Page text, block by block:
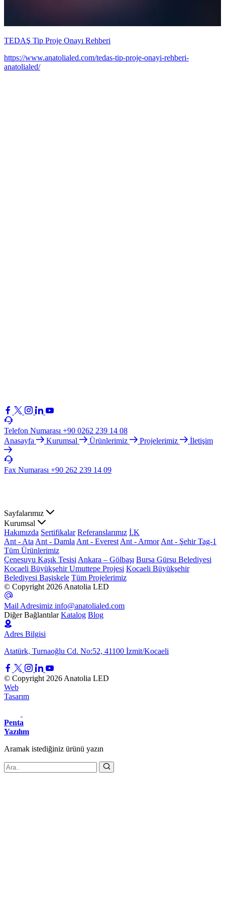
TEDAŞ Tip Proje Onayı Rehberi
https://www.anatolialed.com/tedas-tip-proje-onayi-rehberi-
anatolialed/
Telefon Numarası +90 0262 239 14 08
Anasayfa
Kurumsal Ürünlerimiz Projelerimiz İletişim
Fax Numarası +90 262 239 14 09
Sayfalarımız
Kurumsal
Hakımızda Sertifikalar Referanslarımız İ.K
Ant - Ata Ant - Damla Ant - Everest Ant - Armor Ant - Şehir Tag-1
Tüm Ürünlerimiz
Çenesuyu Kaşık Tesisi Ankara – Gölbaşı Bursa Gürsu Belediyesi
Kocaeli Büyükşehir Umuttepe Projesi Kocaeli Büyükşehir
Belediyesi Başiskele Tüm Projelerimiz
© Copyright 2026 Anatolia LED
Mail Adresimiz info@anatolialed.com
Diğer Bağlantılar Katalog Blog
Adres Bilgisi
Atatürk, Turnaoğlu Cd. No:52, 41100 İzmit/Kocaeli
© Copyright 2026 Anatolia LED
Web
Tasarım
Penta
Yazılım
Aramak istediğiniz ürünü yazın